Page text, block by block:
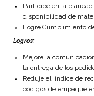
Participé en la
disponibilidad de
Logré Cumplimiento
Logros:
Mejoré la
la entrega de los
Reduje el índice de
códigos de empaque